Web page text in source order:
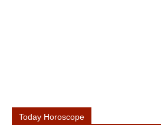
Today Horoscope